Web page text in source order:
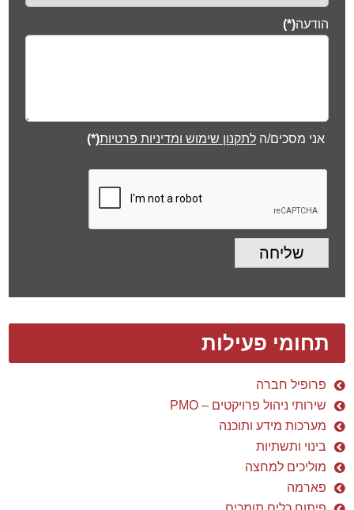
הודעה(*)
אני מסכים/הלתקנון שימוש ומדיניות פרטיות(*)
שליחה
תחומי פעילות
פרופיל חברה
שירותי ניהול פרויקטים – PMO
מערכות מידע ותוכנה
בינוי ותשתיות
מוליכים למחצה
פארמה